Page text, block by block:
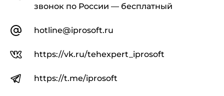
звонок по России — бесплатный
hotline@iprosoft.ru
https://vk.ru/tehexpert_iprosoft
https://t.me/iprosoft